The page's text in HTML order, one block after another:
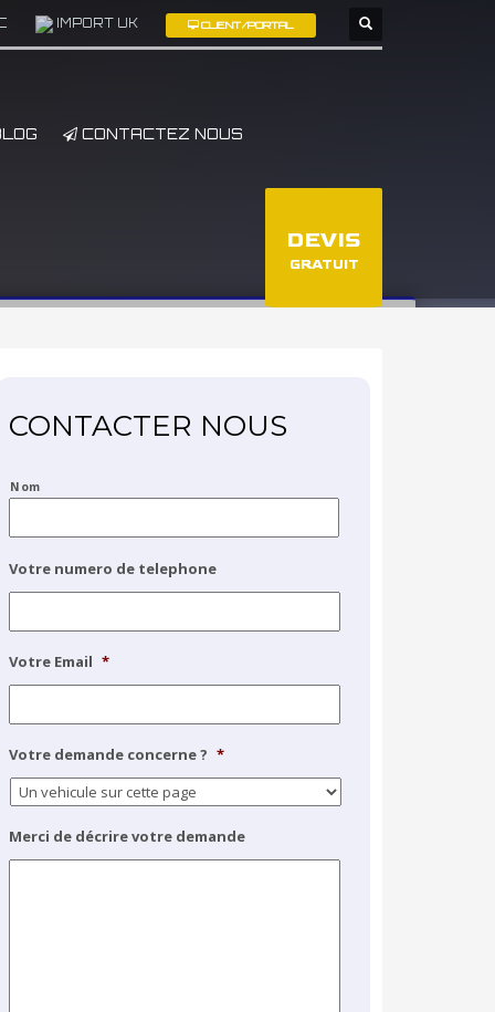
IMPORT UK CLIENT/PORTAL
CONTACTEZ NOUS
DEVIS
GRATUIT
CONTACTER NOUS
Nom
Votre numero de telephone
Votre Email *
Votre demande concerne ? *
Merci de décrire votre demande